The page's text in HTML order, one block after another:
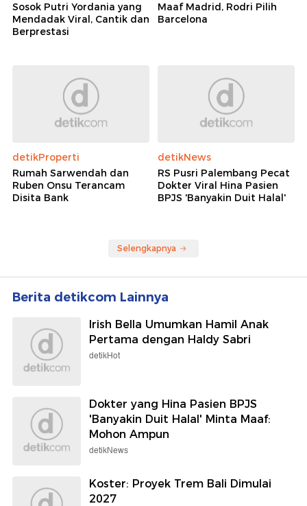
Sosok Putri Yordania yang
Mendadak Viral, Cantik dan
Berprestasi
Maaf Madrid, Rodri Pilih
Barcelona
detikProperti
Rumah Sarwendah dan
Ruben Onsu Terancam
Disita Bank
detikNews
RS Pusri Palembang Pecat
Dokter Viral Hina Pasien
BPJS 'Banyakin Duit Halal'
Selengkapnya
Berita detikcom Lainnya
Irish Bella Umumkan Hamil Anak
Pertama dengan Haldy Sabri
detikHot
Dokter yang Hina Pasien BPJS
'Banyakin Duit Halal' Minta Maaf:
Mohon Ampun
detikNews
Koster: Proyek Trem Bali Dimulai
2027